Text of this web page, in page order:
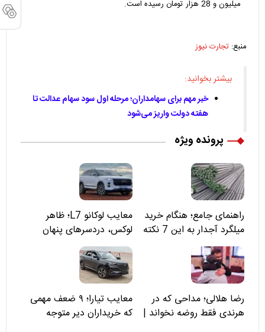
میلیون و 28 هزار تومان رسیده است.
منبع: تجارت نیوز
بیشتر بخوانید:
خبر مهم برای سهامداران؛ مرحله اول سود سهام عدالت تا
هفته دولت واریز می‌شود
پرونده ویژه
راهنمای جامع؛ هنگام خرید
میلگرد آجدار به این 7 نکته
توجه کنید
معایب لوکانو L7؛ ظاهر
لوکس، دردسرهای پنهان
رضا هلالی؛ مداحی که در
هرندی فقط روضه نخواند |
معایب تیارا؛ ۹ ضعف مهمی
که خریداران دیر متوجه